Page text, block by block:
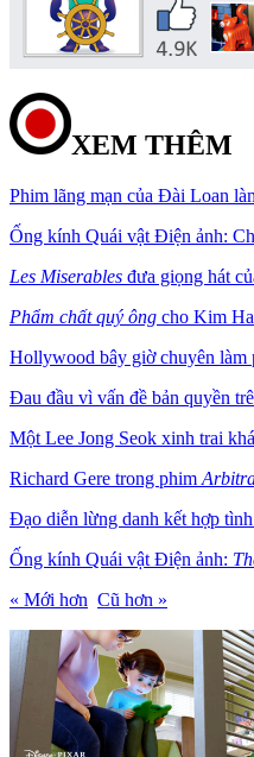
XEM THÊM
Phim lãng mạn của Đài Loan
Ống kính Quái vật Điện ảnh:
Les Miserables đưa giọng hát
Phẩm chất quý ông cho Kim
Hollywood bây giờ chuyên
Đau đầu vì vấn đề bản quyền
Một Lee Jong Seok xinh trai
Richard Gere trong phim
Đạo diễn lừng danh kết hợp
Ống kính Quái vật Điện ảnh:
« Mới hơn Cũ hơn »